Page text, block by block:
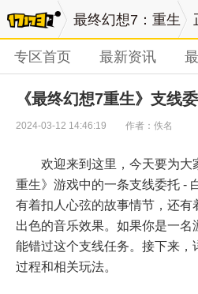
最终幻想7：重生
专区首页 最新资讯
《最终幻想7重生》支线
2024-03-12 14:46:19 作者：佚名
欢迎来到这里，今天要为大
重生》游戏中的一条支线委托 -
有着扣人心弦的故事情节，还有
出色的音乐效果。如果你是一名
能错过这个支线任务。接下来，
过程和相关玩法。